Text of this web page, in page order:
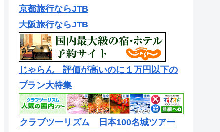
京都旅行ならJTB
大阪旅行ならJTB
じゃらん 評価が高いのに１万円以下の
プラン大特集
クラブツーリズム 日本100名城ツアー